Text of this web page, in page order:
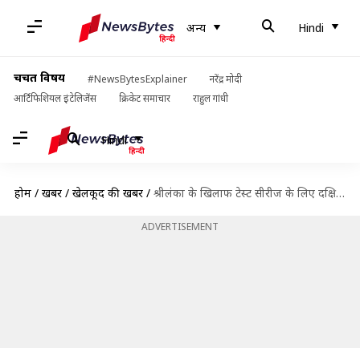
अन्य Hindi
चर्चित विषय #NewsBytesExplainer
नरेंद्र मोदी
आर्टिफिशियल इंटेलिजेंस
क्रिकेट समाचार राहुल गांधी
Hindi
होम / खबरें / खेलकूद की खबरें / श्रीलंका के खिलाफ टेस्ट सीरीज के लिए दक्षिण अफ्रीकी टीम घोषित, तेम्बा बावुमा की हुई वापसी
ADVERTISEMENT